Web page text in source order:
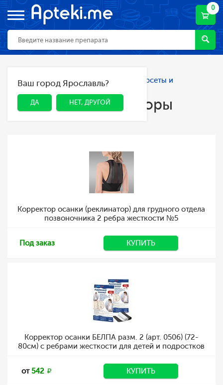
0
ДА НЕТ, ДРУГОЙ
Ваш город Ярославль?
ДА НЕТ, ДРУГОЙ
Главная Каталог Ортопедия
Корсеты и
корректоры осанки
Корсеты и корректоры
осанки
Корректор осанки (реклинатор) для грудного отдела
позвоночника 2 ребра жесткости №5
Под заказ КУПИТЬ
Корректор осанки БЕЛПА разм. 2 (арт. 0506) (72-
80см) с ребрами жесткости для детей и подростков
от542 КУПИТЬ